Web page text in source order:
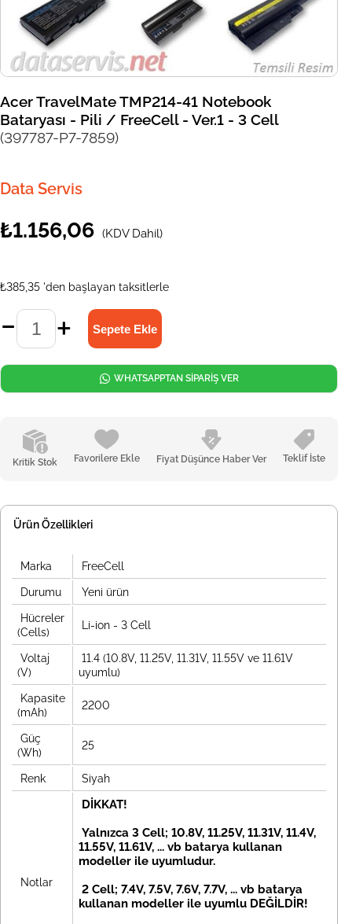
Acer TravelMate TMP214-41 Notebook
Bataryası - Pili / FreeCell - Ver.1 - 3 Cell
(397787-P7-7859)
Data Servis
₺1.156,06 (KDV Dahil)
₺385,35 'den başlayan taksitlerle
Kritik Stok Favorilere Ekle Fiyat Düşünce Haber Ver Teklif İste
WHATSAPPTAN SİPARİŞ VER
Ürün Özellikleri
Marka FreeCell
Durumu Yeni ürün
Hücreler
(Cells)
Li-ion - 3 Cell
Voltaj
(V)
11.4 (10.8V, 11.25V, 11.31V, 11.55V ve 11.61V
uyumlu)
Kapasite
(mAh)
2200
Güç
(Wh)
25
Renk Siyah
Notlar
DİKKAT!
Yalnızca 3 Cell; 10.8V, 11.25V, 11.31V, 11.4V,
11.55V, 11.61V, ... vb batarya kullanan
modeller ile uyumludur.
2 Cell; 7.4V, 7.5V, 7.6V, 7.7V, ... vb batarya
kullanan modeller ile uyumlu DEĞİLDİR!